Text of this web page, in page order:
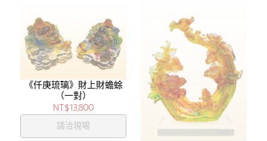
《仟庚琉璃》財上財蟾蜍
（一對）
NT$13,800
請洽現場